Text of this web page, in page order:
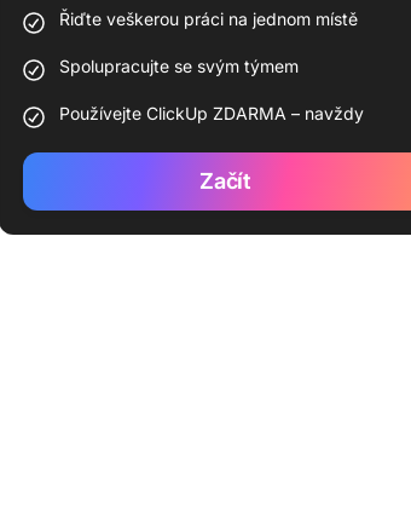
Řiďte veškerou práci na jednom místě
Spolupracujte se svým týmem
Používejte ClickUp ZDARMA – navždy
Začít